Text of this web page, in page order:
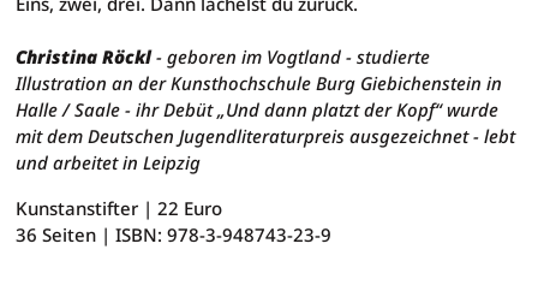
Christina Röckl- geboren im Vogtland - studierte
Illustration an der Kunsthochschule Burg Giebichenstein in
Halle / Saale - ihr Debüt „Und dann platzt der Kopf“ wurde
mit dem Deutschen Jugendliteraturpreis ausgezeichnet - lebt
und arbeitet in Leipzig
Kunstanstifter |22 Euro
36 Seiten |ISBN: 978-3-948743-23-9